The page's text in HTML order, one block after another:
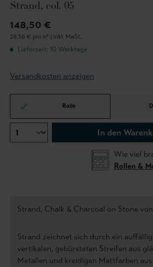
Strand, col. 05
148,50 €
28,56 € pro m² | inkl. MwSt.
Lieferzeit: 10 Werktage
Versandkosten anzeigen
Rolle
In den
Wie viel
Rollen &
Strand, Chalk & Charcoal on Stone
Strand zeichnet sich durch ein
vertikalen, gebürsteten Streifen aus
Metallen und kreidigen Mattfarben